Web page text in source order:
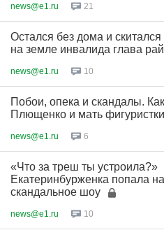
news@e1.ru 21
Остался без дома и скитался
на земле инвалида глава
news@e1.ru 10
Побои, опека и скандалы.
Плющенко и мать
news@e1.ru 6
«Что за треш ты устроила?»
Екатеринбурженка попала на
скандальное шоу
news@e1.ru 10